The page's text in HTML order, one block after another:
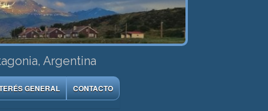
Argentina
GENERAL CONTACTO